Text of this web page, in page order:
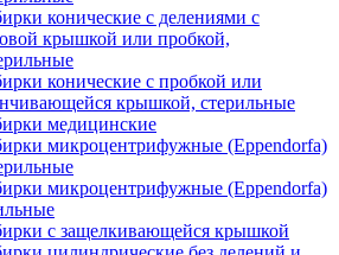
конические с делениями с
крышкой или пробкой,
конические с пробкой или
крышкой, стерильные
медицинские
микроцентрифужные (Eppendorfа)
микроцентрифужные (Eppendorfа)
с защелкивающейся крышкой